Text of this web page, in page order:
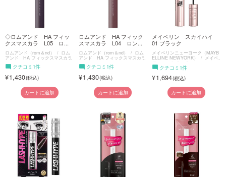
◇ロムアンド HA フィッ
クスマスカラ L05 ロ...
ロムアンド（rom＆nd） ロム
アンド HA フィックスマスカラ
クチコミ1件
1,430
カートに追加
ロムアンド HA フィック
スマスカラ L04 ロン...
ロムアンド（rom＆nd） ロム
アンド HA フィックスマスカラ
クチコミ1件
1,430
カートに追加
メイベリン スカイハイ
01 ブラック
メイベリンニューヨーク（MAYB
ELLINE NEWYORK） メイベ
リン スカイハイ
クチコミ1件
1,694
カートに追加